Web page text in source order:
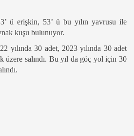
ü erişkin, 53’ ü bu yılın yavrusu ile
kuşu bulunuyor.
yılında 30 adet, 2023 yılında 30 adet
üzere salındı. Bu yıl da göç yol için 30